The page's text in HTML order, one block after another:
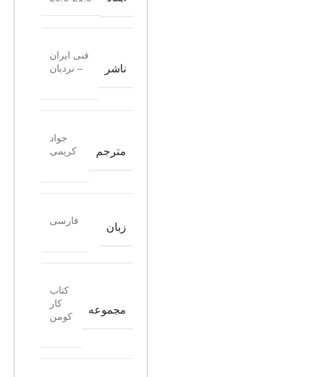
ناشر
فنی ایران
– نردبان
مترجم
جواد
کریمی
زبان
فارسی
مجموعه
کتاب
کار
کومن